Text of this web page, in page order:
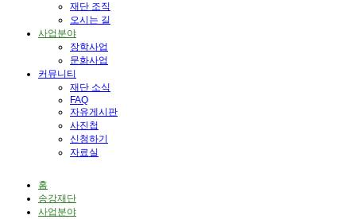
재단 조직
오시는 길
사업분야
장학사업
문화사업
커뮤니티
재단 소식
FAQ
자유게시판
사진첩
신청하기
자료실
홈
송강재단
사업분야